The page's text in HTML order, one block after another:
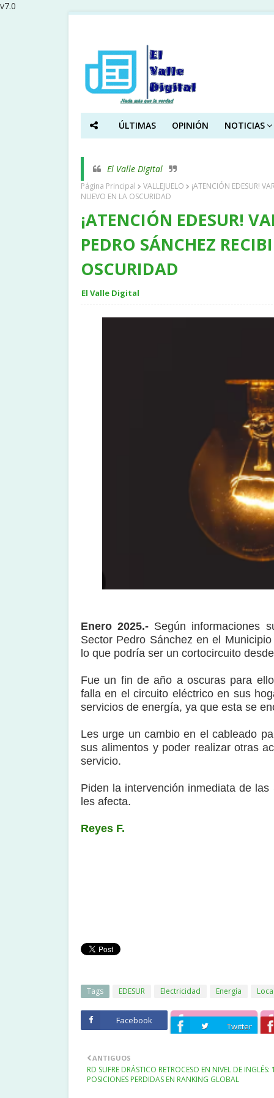
v7.0
ÚLTIMAS OPINIÓN NOTICIAS
El Valle Digital
Página Principal VALLEJUELO
¡ATENCIÓN EDESUR!
NUEVO EN LA OSCURIDAD
¡ATENCIÓN EDESUR!
PEDRO SÁNCHEZ
OSCURIDAD
El Valle Digital
Enero 2025.- Según informaciones
Sector Pedro Sánchez en el
lo que podría ser un cortocircuito
Fue un fin de año a oscuras para
falla en el circuito eléctrico en sus
servicios de energía, ya que esta se
Les urge un cambio en el cableado
sus alimentos y poder realizar otras
servicio.
Piden la intervención inmediata de
les afecta.
Reyes F.
Tags EDESUR Electricidad Energía
Facebook
Twitter
ANTIGUOS
RD SUFRE DRÁSTICO RETROCESO EN NIVEL DE INGLÉS:
POSICIONES PERDIDAS EN RANKING GLOBAL